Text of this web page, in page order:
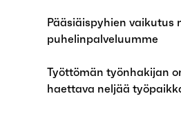
Pääsiäispyhien vaikutus
puhelinpalveluumme
Työttömän työnhakijan
haettava neljää